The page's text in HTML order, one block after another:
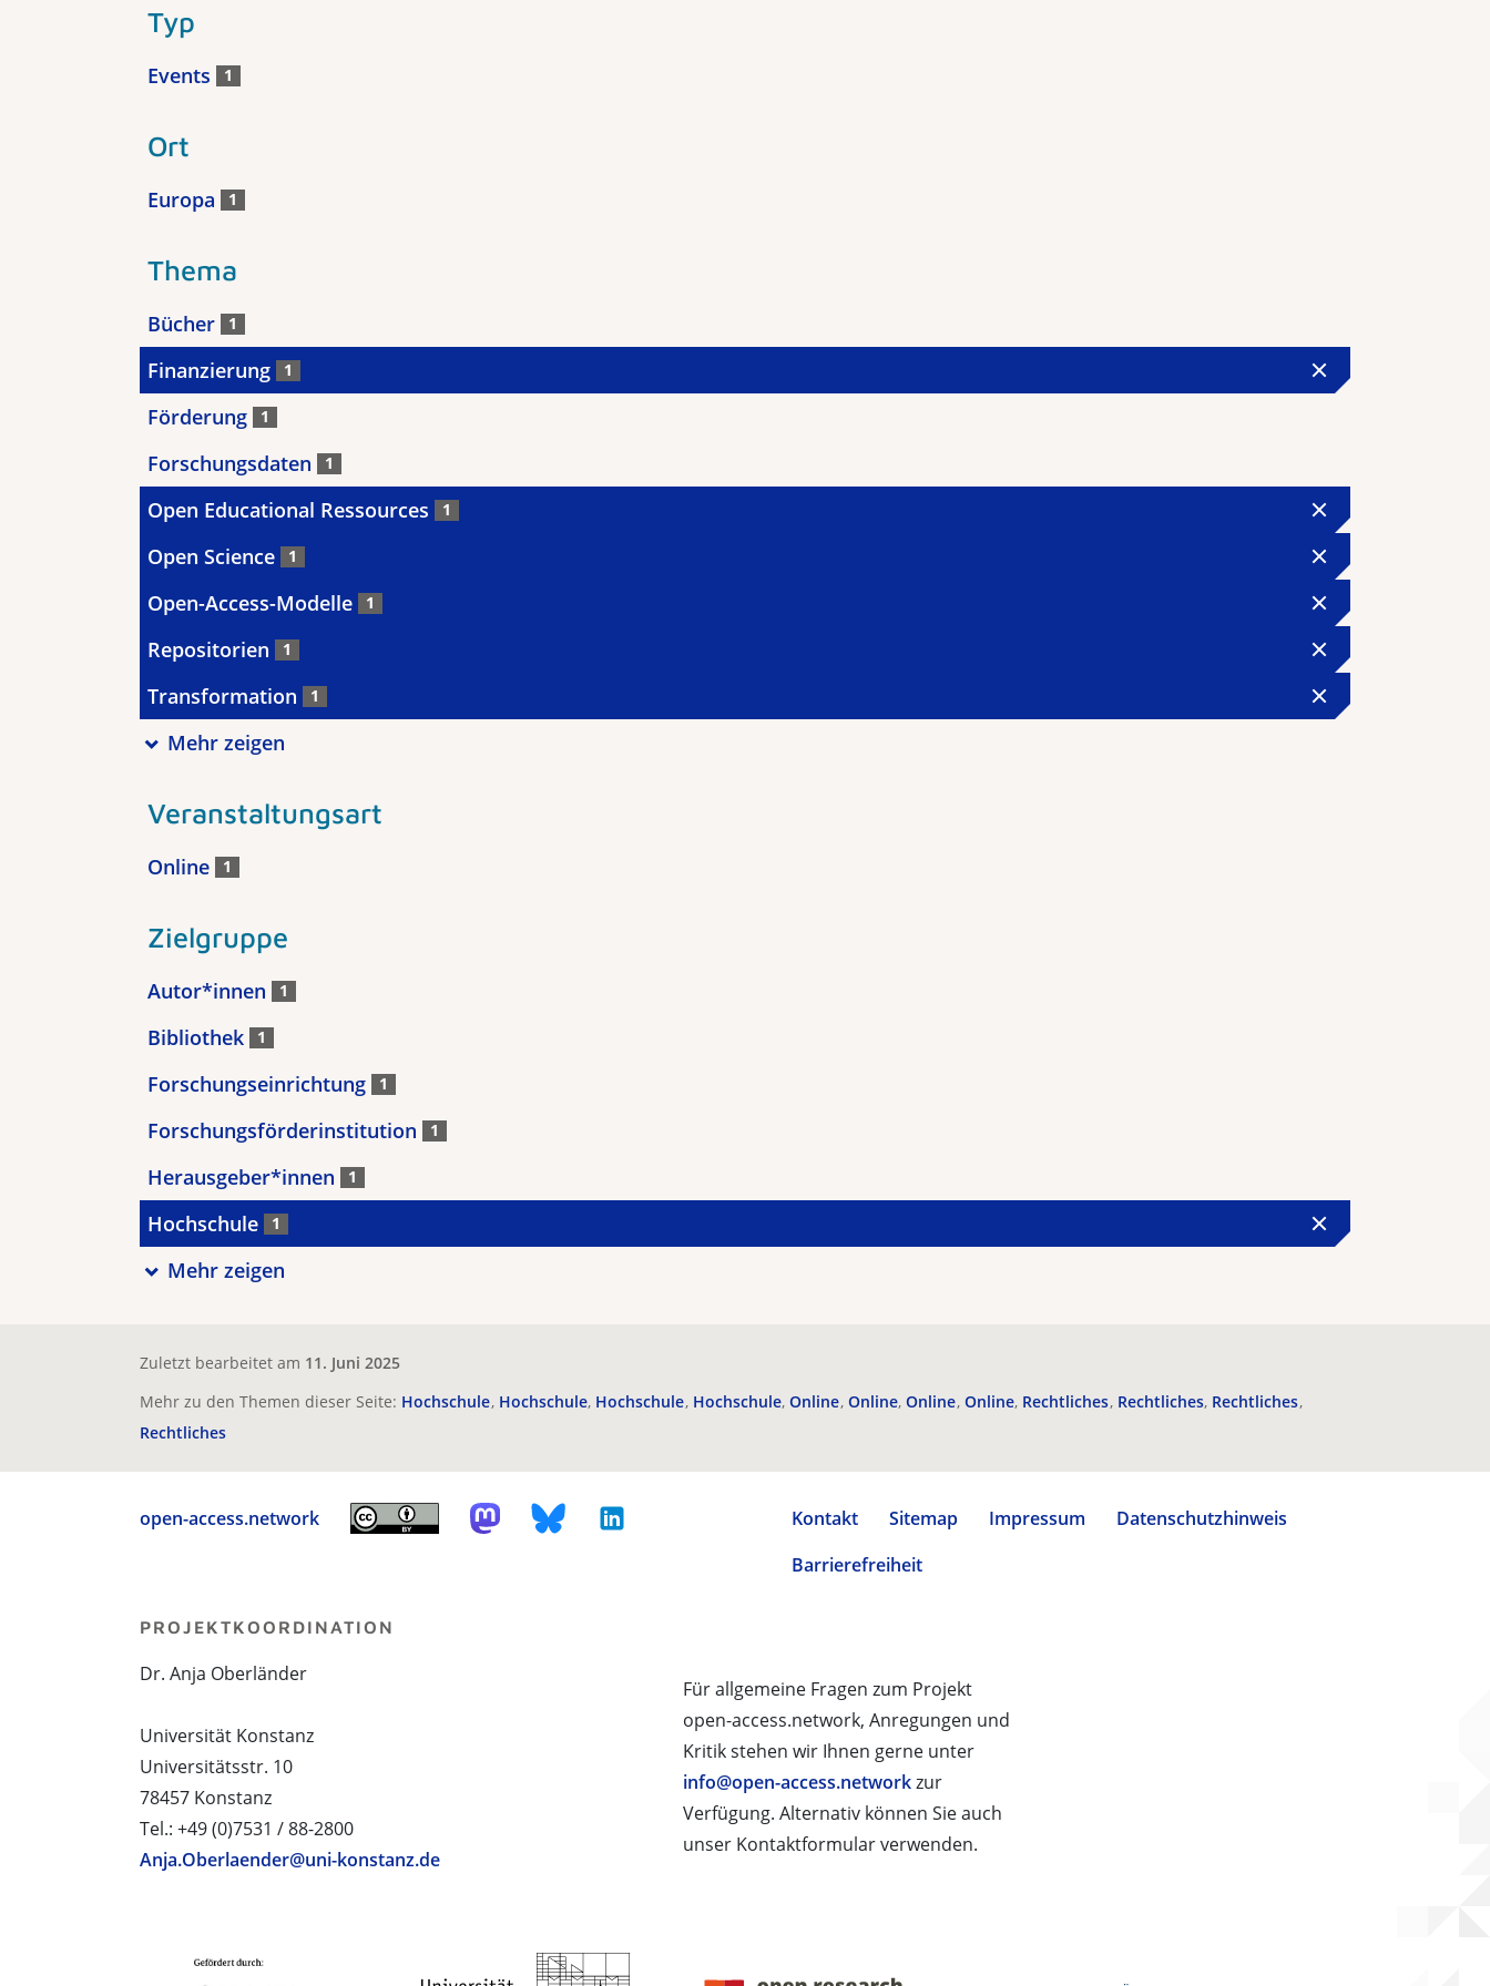
Typ
Events 1
Ort
Europa 1
Thema
Bücher 1
Finanzierung 1
Förderung 1
Forschungsdaten 1
Open Educational Ressources 1
Open Science 1
Open-Access-Modelle 1
Repositorien 1
Transformation 1
Mehr zeigen
Veranstaltungsart
Online 1
Zielgruppe
Autor*innen 1
Bibliothek 1
Forschungseinrichtung 1
Forschungsförderinstitution 1
Herausgeber*innen 1
Hochschule 1
Mehr zeigen
Zuletzt bearbeitet am 11. Juni 2025
Mehr zu den Themen dieser Seite: Hochschule Hochschule Hochschule Hochschule Online Online Online Online Rechtliches Rechtliches Rechtliches
Rechtliches
open-access.network Kontakt Sitemap Impressum
Datenschutzhinweis
Barrierefreiheit
Für allgemeine Fragen zum Projekt
open-access.network, Anregungen und
Kritik stehen wir Ihnen gerne unter
info@open-access.networkzur
Verfügung. Alternativ können Sie auch
unser Kontaktformular verwenden.
PROJEKTKOORDINATION
Dr. Anja Oberländer
Universität Konstanz
Universitätsstr. 10
78457 Konstanz
Tel.: +49 (0)7531 / 88-2800
Anja.Oberlaender@uni-konstanz.de